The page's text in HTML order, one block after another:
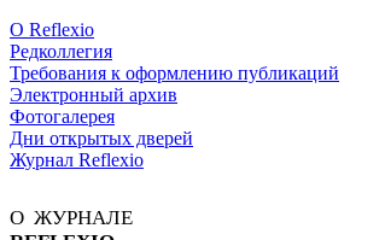
О Reflexio
Редколлегия
Требования к оформлению публикаций
Электронный архив
Фотогалерея
Дни открытых дверей
Журнал Reflexio
О ЖУРНАЛЕ